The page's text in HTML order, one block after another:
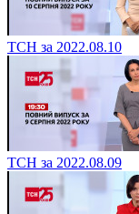
ТСН за 2022.08.10
ТСН за 2022.08.09